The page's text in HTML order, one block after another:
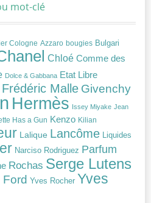
mot-clé
Cologne Azzaro bougies Bulgari
Chloé Comme des
Dolce & Gabbana Etat Libre
Frédéric Malle Givenchy
Hermès Issey Miyake Jean
Has a Gun Kenzo Kilian
Lalique Lancôme Liquides
Narciso Rodriguez Parfum
Rochas Serge Lutens
Ford Yves Rocher Yves